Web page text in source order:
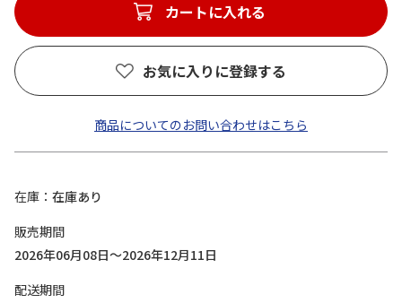
カートに入れる
お気に入りに登録する
商品についてのお問い合わせはこちら
在庫
在庫あり
販売期間
2026年06月08日～2026年12月11日
配送期間